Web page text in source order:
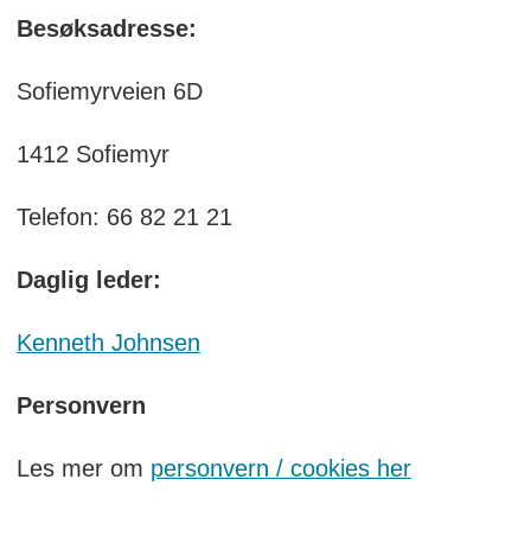
Besøksadresse:
Sofiemyrveien 6D
1412 Sofiemyr
Telefon: 66 82 21 21
Daglig leder:
Kenneth Johnsen
Personvern
Les mer om personvern / cookies her